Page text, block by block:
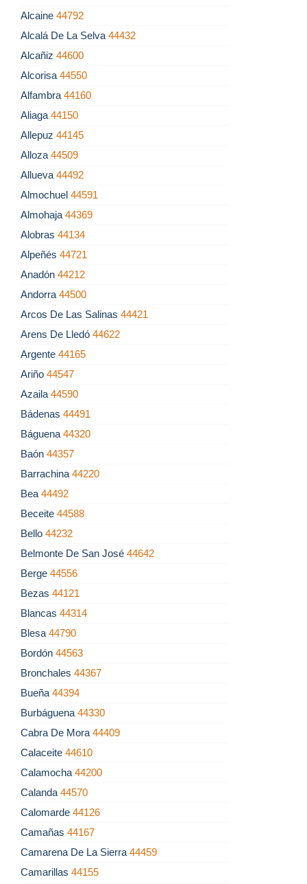
Alcaine 44792
Alcalá De La Selva 44432
Alcañiz 44600
Alcorisa 44550
Alfambra 44160
Aliaga 44150
Allepuz 44145
Alloza 44509
Allueva 44492
Almochuel 44591
Almohaja 44369
Alobras 44134
Alpeñés 44721
Anadón 44212
Andorra 44500
Arcos De Las Salinas 44421
Arens De Lledó 44622
Argente 44165
Ariño 44547
Azaila 44590
Bádenas 44491
Báguena 44320
Baón 44357
Barrachina 44220
Bea 44492
Beceite 44588
Bello 44232
Belmonte De San José 44642
Berge 44556
Bezas 44121
Blancas 44314
Blesa 44790
Bordón 44563
Bronchales 44367
Bueña 44394
Burbáguena 44330
Cabra De Mora 44409
Calaceite 44610
Calamocha 44200
Calanda 44570
Calomarde 44126
Camañas 44167
Camarena De La Sierra 44459
Camarillas 44155